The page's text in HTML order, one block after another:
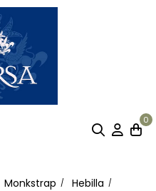
0
Monkstrap
Hebilla